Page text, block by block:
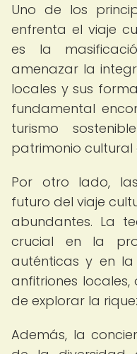
Uno de los
enfrenta el viaje
es la
amenazar la
locales y sus
fundamental
turismo
patrimonio cultural
Por otro lado,
futuro del viaje
abundantes. La
crucial en la
auténticas y en la
anfitriones
de explorar la
Además, la